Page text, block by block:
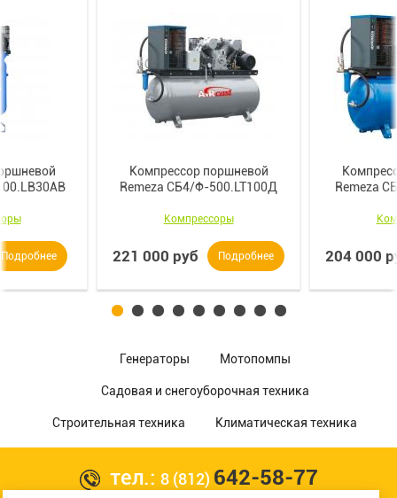
Подробнее
Компрессор поршневой
Remeza СБ4/Ф-500.LT100Д
Компрессоры
221 000 руб Подробнее
Remeza
204 000
Генераторы Мотопомпы
Садовая и снегоуборочная техника
Строительная техника Климатическая техника
тел.: 8 (812) 642-58-77